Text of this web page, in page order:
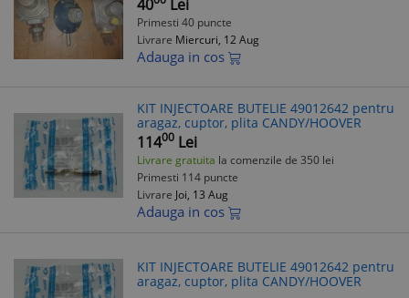
40 Lei
Primesti 40 puncte
Livrare Miercuri, 12 Aug
Adauga in cos
KIT INJECTOARE BUTELIE 49012642 pentru
aragaz, cuptor, plita CANDY/HOOVER
11400 Lei
Livrare gratuita la comenzile de 350 lei
Primesti 114 puncte
Livrare Joi, 13 Aug
Adauga in cos
KIT INJECTOARE BUTELIE 49012642 pentru
aragaz, cuptor, plita CANDY/HOOVER